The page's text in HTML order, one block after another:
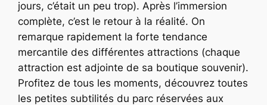
jours, c’était un peu trop). Après l’immersion
complète, c’est le retour à la réalité. On
remarque rapidement la forte tendance
mercantile des différentes attractions (chaque
attraction est adjointe de sa boutique souvenir).
Profitez de tous les moments, découvrez toutes
les petites subtilités du parc réservées aux